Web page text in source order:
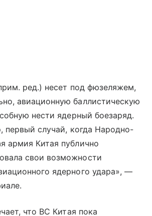
ред.) несет под фюзеляжем,
авиационную баллистическую
нести ядерный боезаряд.
первый случай, когда Народно-
армия Китая публично
свои возможности
ядерного удара», —
что ВС Китая пока